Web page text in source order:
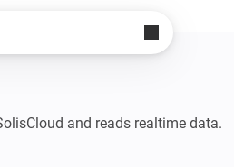
and reads realtime data.